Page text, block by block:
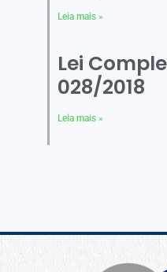
Leia mais »
Lei
028/2018
Leia mais »